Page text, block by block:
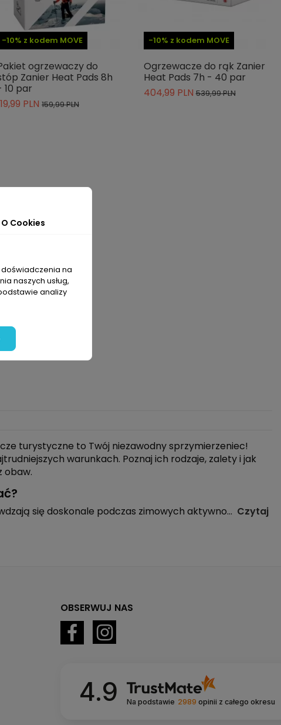
-10% z kodem MOVE
ogrzewaczy do
Zanier Heat Pads 8h
10 par
PLN 159,99 PLN
-10% z kodem MOVE
Ogrzewacze do rąk Zanier
Heat Pads 7h - 40 par
404,99 PLN 539,99 PLN
turystyczne to Twój niezawodny sprzymierzeniec!
warunkach. Poznaj ich rodzaje, zalety i jak
obaw.
się doskonale podczas zimowych aktywno... Czytaj
O Cookies
doświadczenia na
naszych usług,
analizy
OBSERWUJ NAS
4.9 Na podstawie 2989 opinii z całego okresu